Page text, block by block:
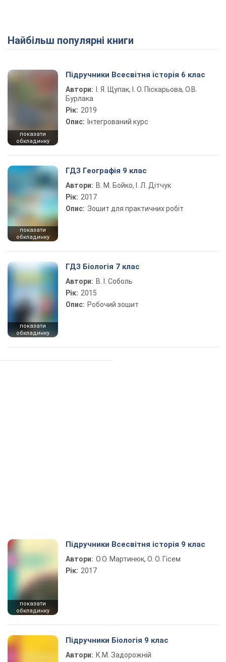
Play Video
Найбільш популярні книги
показати
обкладинку
Підручники Всесвітня історія 6 клас
Автори:
І. Я. Щупак, І. О. Піскарьова, О.В.
Бурлака
Рік: 2019
Опис: Інтегрований курс
показати
обкладинку
ГДЗ Географія 9 клас
Автори: В. М. Бойко, І. Л. Дітчук
Рік: 2017
Опис: Зошит для практичних робіт
показати
обкладинку
ГДЗ Біологія 7 клас
Автори: В. І. Соболь
Рік: 2015
Опис: Робочий зошит
показати
обкладинку
Підручники Всесвітня історія 9 клас
Автори: О.О. Мартинюк, О. О. Гісем
Рік: 2017
Підручники Біологія 9 клас
Автори: К.М. Задорожній